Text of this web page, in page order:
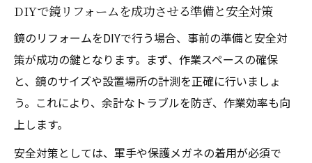
DIYで鏡リフォームを成功させる準備と安全対策
鏡のリフォームをDIYで行う場合、事前の準備と安全対
策が成功の鍵となります。まず、作業スペースの確保
と、鏡のサイズや設置場所の計測を正確に行いましょ
う。これにより、余計なトラブルを防ぎ、作業効率も向
上します。
安全対策としては、軍手や保護メガネの着用が必須で